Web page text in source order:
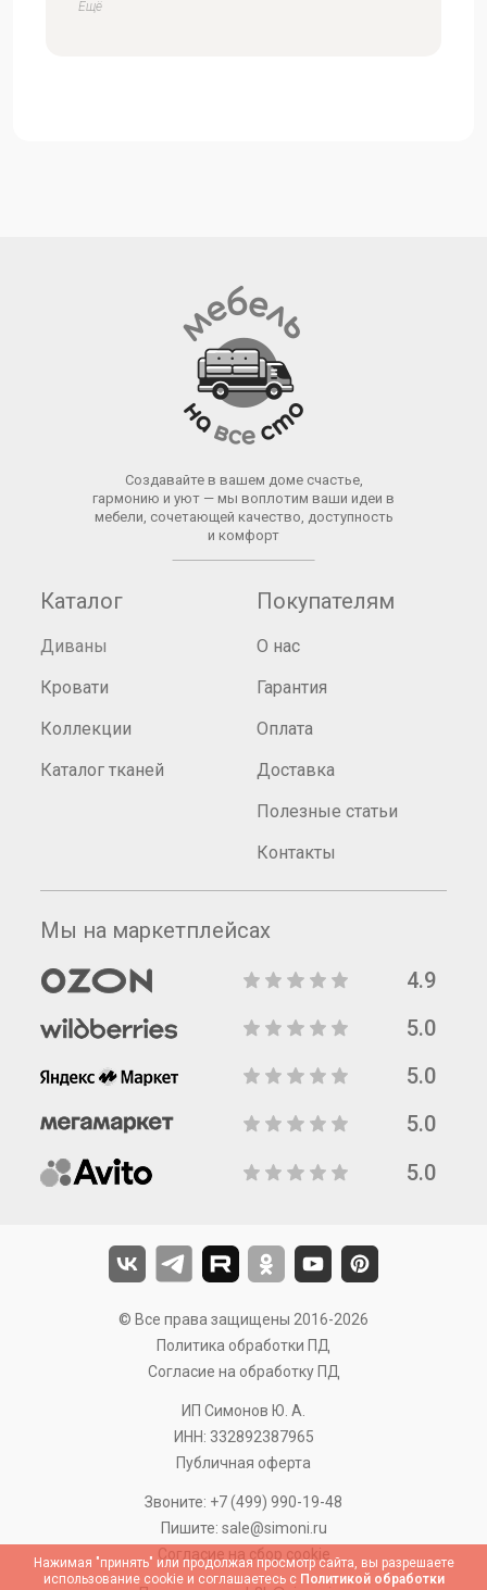
обязательно вам сообщим.
Ещё
Создавайте в вашем доме счастье,
гармонию и уют — мы воплотим ваши идеи в
мебели, сочетающей качество, доступность
и комфорт
Каталог
Диваны
Кровати
Коллекции
Каталог тканей
Покупателям
О нас
Гарантия
Оплата
Доставка
Полезные статьи
Контакты
Мы на маркетплейсах
4.9
5.0
5.0
5.0
5.0
© Все права защищены 2016-2026
Политика обработки ПД
Согласие на обработку ПД
ИП Симонов Ю. А.
ИНН: 332892387965
Публичная оферта
Звоните: +7 (499) 990-19-48
Пишите: sale@simoni.ru
Согласие на сбор cookie
Нажимая "принять" или продолжая просмотр сайта, вы разрешаете
использование cookie и соглашаетесь с Политикой обработки